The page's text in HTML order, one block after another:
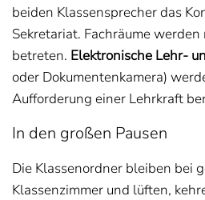
beiden Klassensprecher das
Sekretariat. Fachräume
betreten. Elektronische Lehr-
oder Dokumentenkamera)
Aufforderung einer Lehrkraft
In den großen Pausen
Die Klassenordner bleiben bei
Klassenzimmer und lüften,